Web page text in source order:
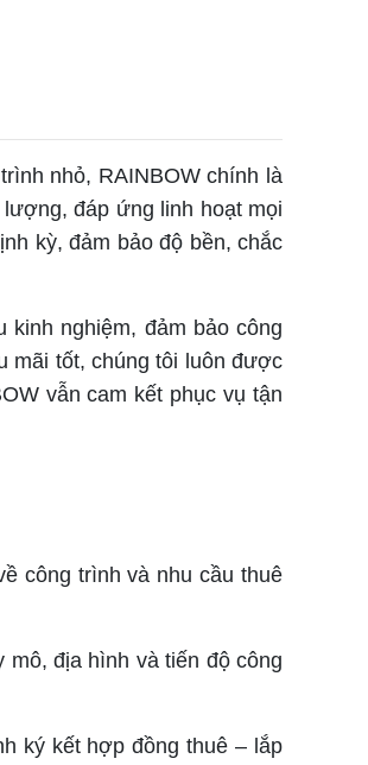
nhỏ, RAINBOW chính là
đáp ứng linh hoạt mọi
kỳ, đảm bảo độ bền, chắc
nghiệm, đảm bảo công
mãi tốt, chúng tôi luôn được
vẫn cam kết phục vụ tận
công trình và nhu cầu thuê
địa hình và tiến độ công
ký kết hợp đồng thuê – lắp